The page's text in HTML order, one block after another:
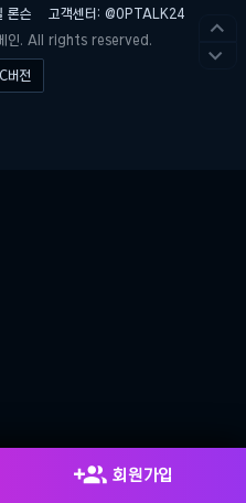
론슨
고객센터: @OPTALK24
인. All rights reserved.
버전
 회원가입

